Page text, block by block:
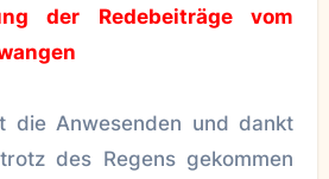
der Redebeiträge vom
die Anwesenden und dankt
des Regens gekommen